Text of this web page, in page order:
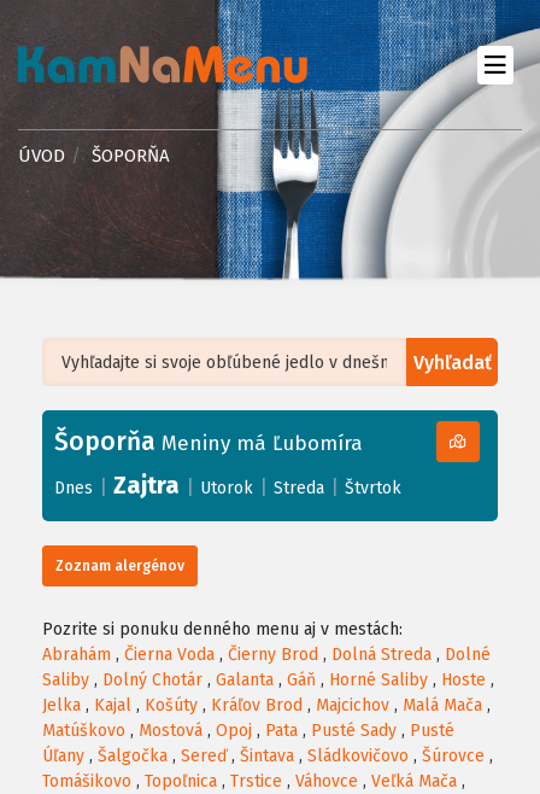
ÚVOD ŠOPORŇA
Vyhľadať
+
−
Leaflet| ©OpenStreetMap, Tiles courtesy ofHumanitarian OpenStreetMap
Šoporňa Meniny má Ľubomíra
Dnes Zajtra Utorok Streda Štvrtok
Zoznam alergénov
Pozrite si ponuku denného menu aj v mestách:
Abrahám , Čierna Voda , Čierny Brod , Dolná Streda , Dolné
Saliby , Dolný Chotár , Galanta , Gáň , Horné Saliby , Hoste ,
Jelka , Kajal , Košúty , Kráľov Brod , Majcichov , Malá Mača ,
Matúškovo , Mostová , Opoj , Pata , Pusté Sady , Pusté
Úľany , Šalgočka , Sereď, Šintava , Sládkovičovo , Šúrovce ,
Tomášikovo , Topoľnica , Trstice , Váhovce , Veľká Mača ,